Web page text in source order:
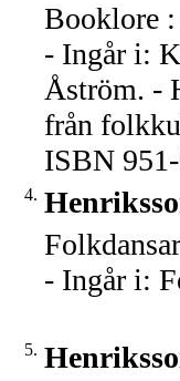
Booklore :
- Ingår i:
Åström. -
från
ISBN
4.
- Ingår i:
5.